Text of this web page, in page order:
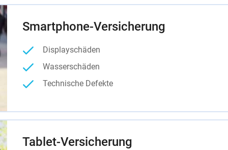
Smartphone-Versicherung
Displayschäden
Wasserschäden
Technische Defekte
Tablet-Versicherung